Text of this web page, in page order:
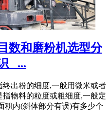
数和磨粉机选型分
_ ...
出粉的细度,一般用微米或者
指物料的粒度或粗细度,一般定
积内(斜体部分有误)有多少个